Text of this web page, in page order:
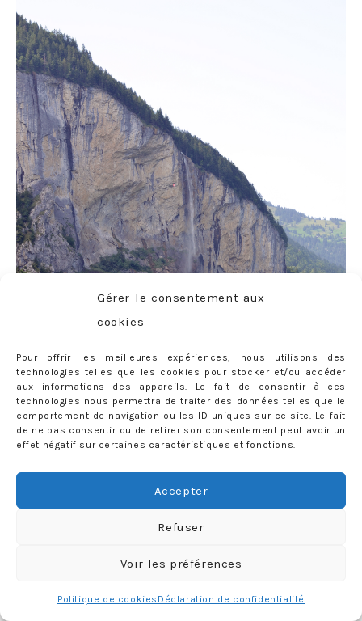
Gérer le consentement aux
cookies
Pour offrir les meilleures expériences, nous utilisons des
technologies telles que les cookies pour stocker et/ou accéder
aux informations des appareils. Le fait de consentir à ces
technologies nous permettra de traiter des données telles que le
comportement de navigation ou les ID uniques sur ce site. Le fait
de ne pas consentir ou de retirer son consentement peut avoir un
effet négatif sur certaines caractéristiques et fonctions.
Accepter
Refuser
Voir les préférences
Politique de cookies Déclaration de confidentialité